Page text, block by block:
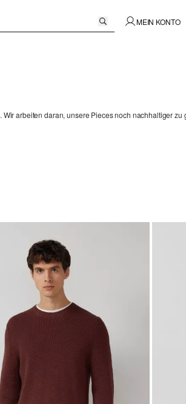
MEIN KONTO
arbeiten daran, unsere Pieces noch nachhaltiger